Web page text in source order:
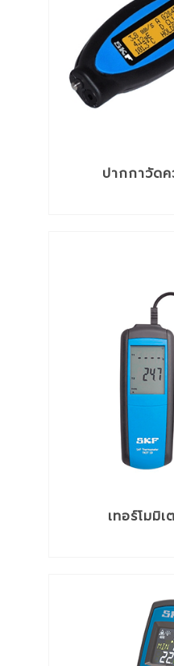
อะไหล่รถยนต์ รถยก
อุปกรณ์ความปลอดภัย
อุปกรณ์ทำความสะอาด
อุปกรณ์ประปา
อุปกรณ์โซ่เหล็กและลวดส
เคมีภัณฑ์เพื่องานซ่อมบำรุง
เครื่องมือตรวจสอบสภา
ปากกาวัดค
เทอร์โมมิ